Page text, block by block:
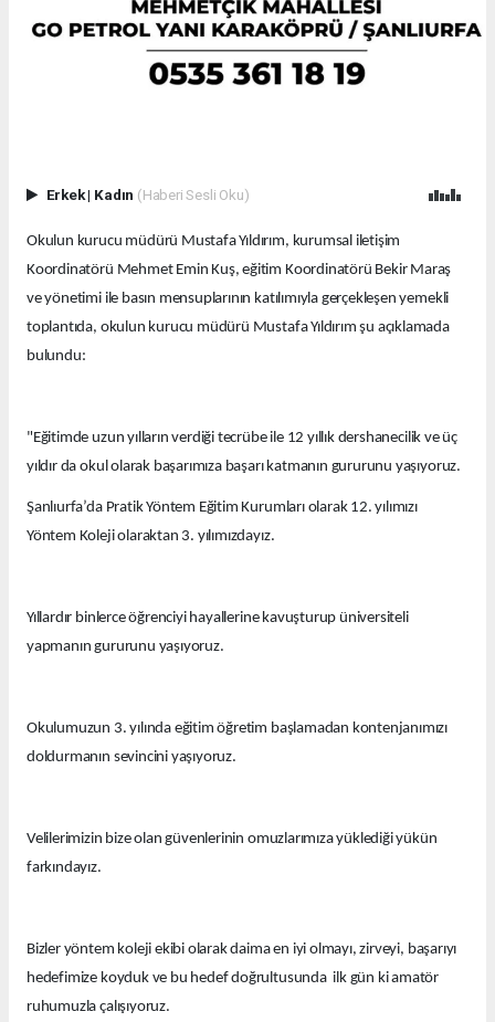
Erkek| Kadın (Haberi Sesli Oku)
Okulun kurucu müdürü Mustafa Yıldırım, kurumsal iletişim
Koordinatörü Mehmet Emin Kuş, eğitim Koordinatörü Bekir Maraş
ve yönetimi ile basın mensuplarının katılımıyla gerçekleşen yemekli
toplantıda, okulun kurucu müdürü Mustafa Yıldırım şu açıklamada
bulundu:
"Eğitimde uzun yılların verdiği tecrübe ile 12 yıllık dershanecilik ve üç
yıldır da okul olarak başarımıza başarı katmanın gururunu yaşıyoruz.
Şanlıurfa’da Pratik Yöntem Eğitim Kurumları olarak 12. yılımızı
Yöntem Koleji olaraktan 3. yılımızdayız.
Yıllardır binlerce öğrenciyi hayallerine kavuşturup üniversiteli
yapmanın gururunu yaşıyoruz.
Okulumuzun 3. yılında eğitim öğretim başlamadan kontenjanımızı
doldurmanın sevincini yaşıyoruz.
Velilerimizin bize olan güvenlerinin omuzlarımıza yüklediği yükün
farkındayız.
Bizler yöntem koleji ekibi olarak daima en iyi olmayı, zirveyi, başarıyı
hedefimize koyduk ve bu hedef doğrultusunda ilk gün ki amatör
ruhumuzla çalışıyoruz.